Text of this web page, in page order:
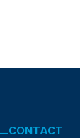
CONTACT